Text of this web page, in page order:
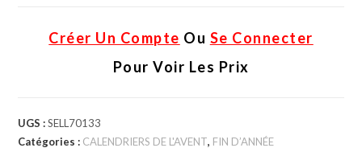
Créer Un Compte Ou Se Connecter
Pour Voir Les Prix
UGS :SELL70133
Catégories : CALENDRIERS DE L'AVENT, FIN D’ANNÉE